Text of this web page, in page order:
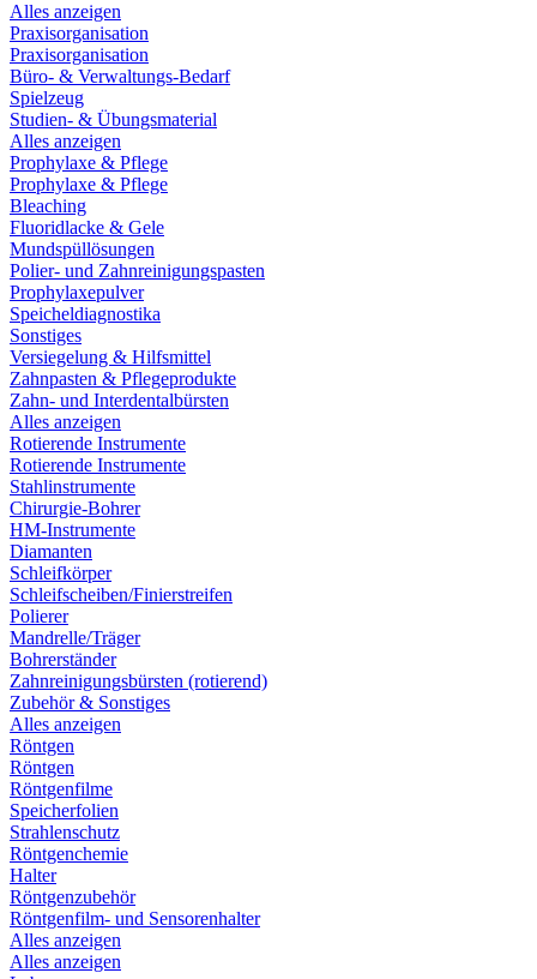
Alles anzeigen
Praxisorganisation
Praxisorganisation
Büro- & Verwaltungs-Bedarf
Spielzeug
Studien- & Übungsmaterial
Alles anzeigen
Prophylaxe & Pflege
Prophylaxe & Pflege
Bleaching
Fluoridlacke & Gele
Mundspüllösungen
Polier- und Zahnreinigungspasten
Prophylaxepulver
Speicheldiagnostika
Sonstiges
Versiegelung & Hilfsmittel
Zahnpasten & Pflegeprodukte
Zahn- und Interdentalbürsten
Alles anzeigen
Rotierende Instrumente
Rotierende Instrumente
Stahlinstrumente
Chirurgie-Bohrer
HM-Instrumente
Diamanten
Schleifkörper
Schleifscheiben/Finierstreifen
Polierer
Mandrelle/Träger
Bohrerständer
Zahnreinigungsbürsten (rotierend)
Zubehör & Sonstiges
Alles anzeigen
Röntgen
Röntgen
Röntgenfilme
Speicherfolien
Strahlenschutz
Röntgenchemie
Halter
Röntgenzubehör
Röntgenfilm- und Sensorenhalter
Alles anzeigen
Alles anzeigen